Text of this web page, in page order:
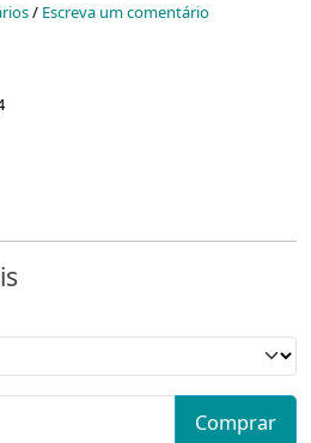
/ Escreva um comentário
Comprar